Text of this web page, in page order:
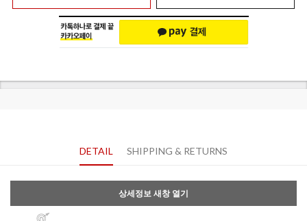
DETAIL SHIPPING & RETURNS
상세정보 새창 열기